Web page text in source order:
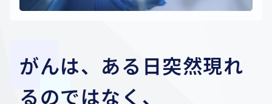
がんは、ある日突然現れ
るのではなく、